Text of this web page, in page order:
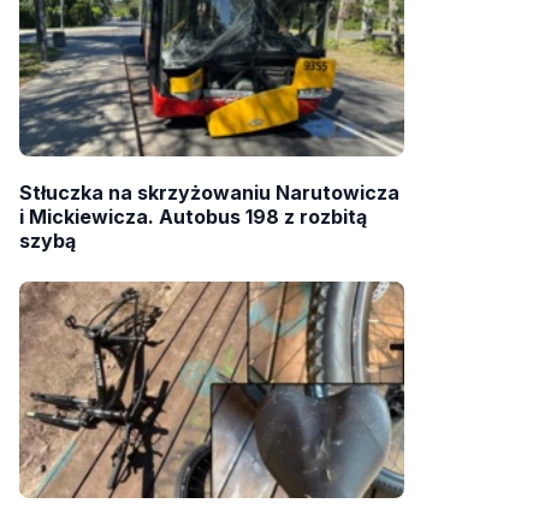
Stłuczka na skrzyżowaniu Narutowicza
i Mickiewicza. Autobus 198 z rozbitą
szybą